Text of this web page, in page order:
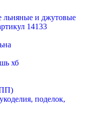
и джутовые
14133
хб
поделок,